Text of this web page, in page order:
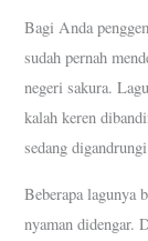
c
e
b
o
k
i
t
t
a
t
s
A
p
Bagi Anda
sudah pernah
negeri sakura.
kalah keren
sedang
Beberapa lagunya
nyaman didengar.